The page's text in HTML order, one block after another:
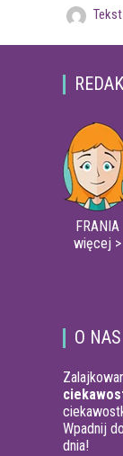
FRANIA
więcej >
O NAS
Wpadnij
dnia!